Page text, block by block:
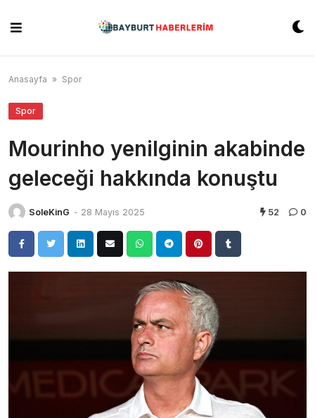
content
Anasayfa » Spor
Spor
Mourinho yenilginin akabinde
geleceği hakkında konuştu
SoleKinG - 28 Mayıs 2025 52 0